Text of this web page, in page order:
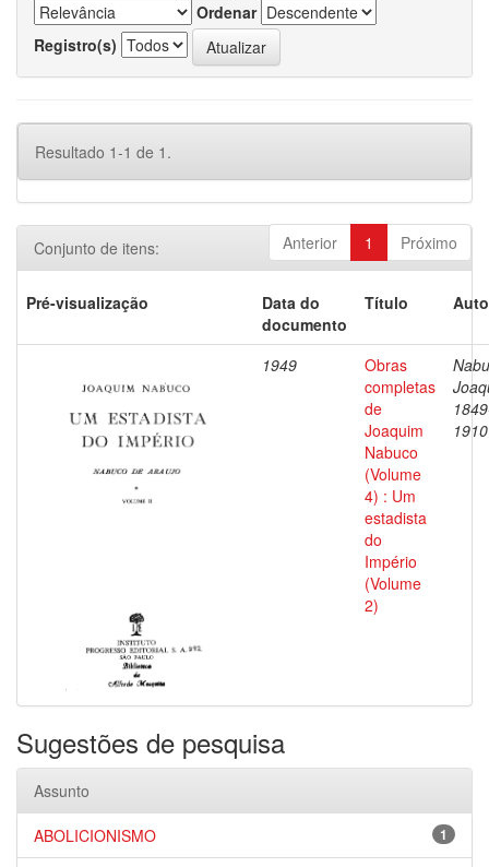
Ordenar
Registro(s)
Resultado 1-1 de 1.
Anterior 1 Próximo
Conjunto de itens:
Pré-visualização
Data do
documento
Título
1949
Obras
completas
de
Joaquim
Nabuco
(Volume
4) : Um
estadista
do
Império
(Volume
2)
1910
Sugestões de pesquisa
Assunto
1
ABOLICIONISMO